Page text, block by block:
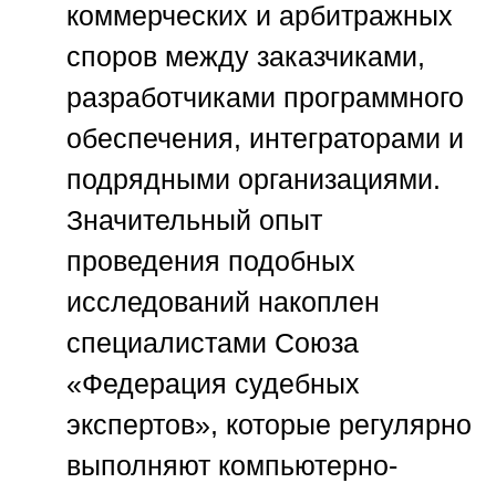
коммерческих и арбитражных
споров между заказчиками,
разработчиками программного
обеспечения, интеграторами и
подрядными организациями.
Значительный опыт
проведения подобных
исследований накоплен
специалистами Союза
«Федерация судебных
экспертов», которые регулярно
выполняют компьютерно-